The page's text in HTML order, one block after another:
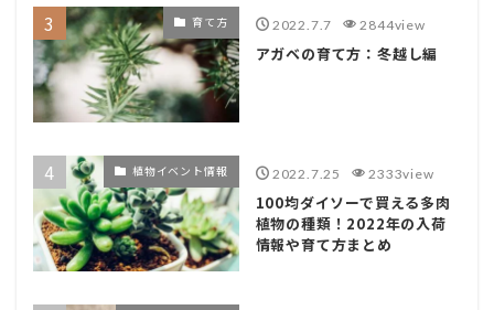
育て方 2022.7.7 2844view
アガベの育て方：冬越し編
植物イベント情報 2022.7.25 2333view
100均ダイソーで買える多肉
植物の種類！2022年の入荷
情報や育て方まとめ